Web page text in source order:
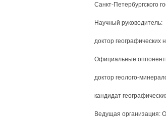
Санкт-Петербургского
Научный руководитель:
доктор
Официальные
доктор геолого-
кандидат
Ведущая организация: